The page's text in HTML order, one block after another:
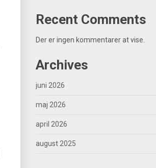
Recent Comments
Der er ingen kommentarer at vise.
Archives
juni 2026
maj 2026
april 2026
august 2025